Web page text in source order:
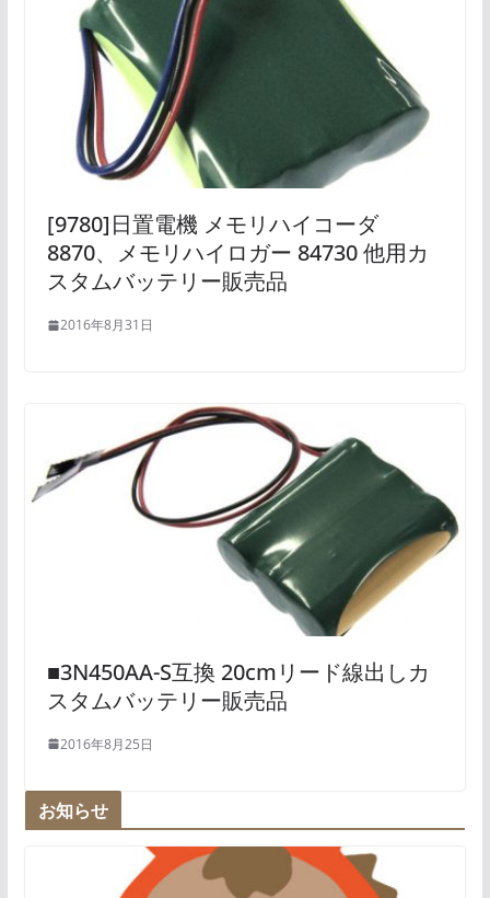
[9780]日置電機 メモリハイコーダ
8870、メモリハイロガー 84730 他用カ
スタムバッテリー販売品
2016年8月31日
■3N450AA-S互換 20cmリード線出しカ
スタムバッテリー販売品
2016年8月25日
お知らせ